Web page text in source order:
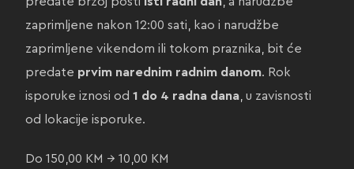
zaprimljene nakon 12:00 sati, kao i narudžbe
zaprimljene vikendom ili tokom praznika, bit će
predate prvim narednim radnim danom. Rok
isporuke iznosi od 1 do 4 radna dana, u zavisnosti
od lokacije isporuke.
Do 150,00 KM → 10,00 KM